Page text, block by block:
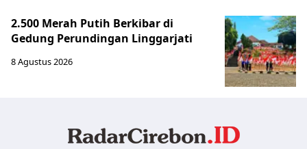
2.500 Merah Putih Berkibar di
Gedung Perundingan Linggarjati
8 Agustus 2026